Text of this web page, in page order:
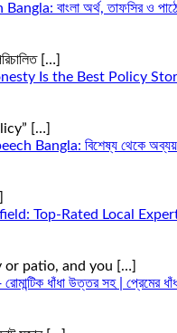
বাংলা অর্থ, তাফসির ও
[…]
Is the Best Policy
[…]
Bangla: বিশেষ্য থেকে অব্যয়
Top-Rated Local
or patio, and you […]
ধাঁধা উত্তর সহ | প্রেমের